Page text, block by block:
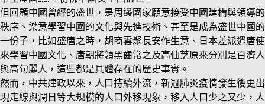
但回顧中國曾經的盛世，是周邊國家願意接受中國建構與領導的
秩序、樂意學習中國的文化與先進技術、甚至是成為盛世中國的
一份子，比如盛唐之時，胡商雲聚長安作生意、日本差派遣唐使
來學習中國文化、唐朝將領黑齒常之及高仙芝原來分別是百濟人
與高句麗人，這些都是具體存在的歷史事實。
然而，中共建政以來，人口持續外流，新冠肺炎疫情發生後更出
現走線與潤日等大規模的人口外移現象，移入人口少之又少，人